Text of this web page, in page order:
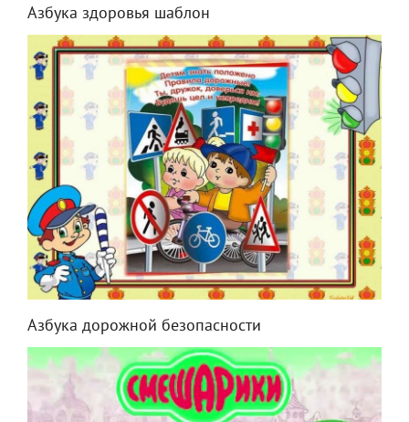
Азбука здоровья шаблон
Азбука дорожной безопасности